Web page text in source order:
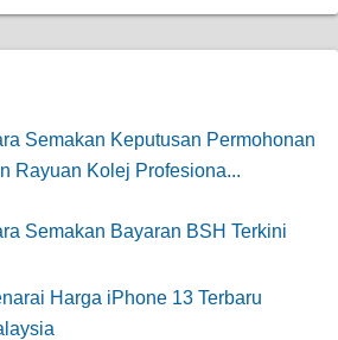
Semakan Keputusan Permohonan
Rayuan Kolej Profesiona...
Semakan Bayaran BSH Terkini
Harga iPhone 13 Terbaru